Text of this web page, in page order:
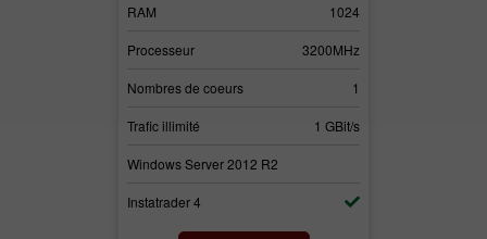
RAM 1024
Processeur 3200MHz
Nombres de coeurs 1
Trafic illimité 1 GBit/s
Windows Server 2012 R2
Instatrader 4